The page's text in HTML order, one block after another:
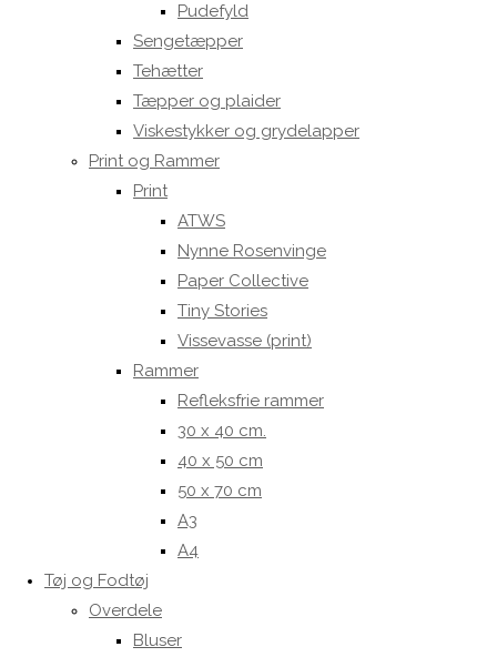
Pudefyld
Sengetæpper
Tehætter
Tæpper og plaider
Viskestykker og grydelapper
Print og Rammer
Print
ATWS
Nynne Rosenvinge
Paper Collective
Tiny Stories
Vissevasse (print)
Rammer
Refleksfrie rammer
30 x 40 cm.
40 x 50 cm
50 x 70 cm
A3
A4
Tøj og Fodtøj
Overdele
Bluser